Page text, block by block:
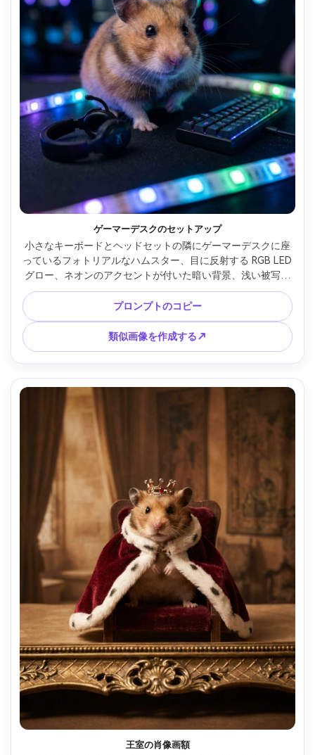
ゲーマーデスクのセットアップ
小さなキーボードとヘッドセットの隣にゲーマーデスクに座
っているフォトリアルなハムスター、目に反射する RGB LED
グロー、ネオンのアクセントが付いた暗い背景、浅い被写界
深度、Sony A7S III 50mm f/1.4 で撮影、鮮明なひげ、サイバ
ーネオンカラーグレーディング、遊び心のあるモダンな雰囲
気、柔らかい映画のような照明 --ar 4:5
プロンプトのコピー
類似画像を作成する↗
王室の肖像画額